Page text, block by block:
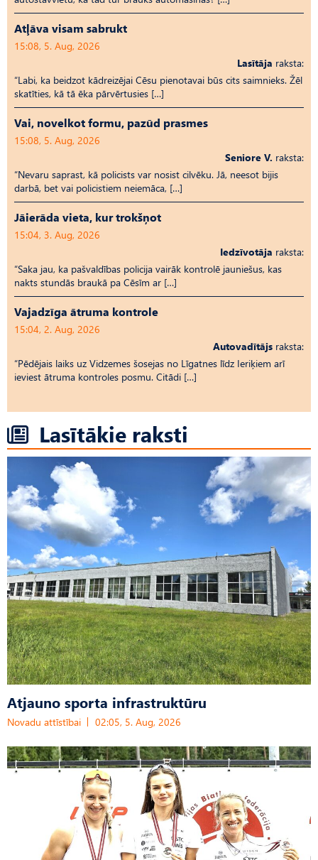
Atļāva visam sabrukt
15:08, 5. Aug, 2026
Lasītāja raksta:
“Labi, ka beidzot kādreizējai Cēsu pienotavai būs cits saimnieks. Žēl
skatīties, kā tā ēka pārvērtusies […]
Vai, novelkot formu, pazūd prasmes
15:08, 5. Aug, 2026
Seniore V. raksta:
“Nevaru saprast, kā policists var nosist cilvēku. Jā, neesot bijis
darbā, bet vai policistiem neiemāca, […]
Jāierāda vieta, kur trokšņot
15:04, 3. Aug, 2026
Iedzīvotāja raksta:
“Saka jau, ka pašvaldības policija vairāk kontrolē jauniešus, kas
nakts stundās braukā pa Cēsīm ar […]
Vajadzīga ātruma kontrole
15:04, 2. Aug, 2026
Autovadītājs raksta:
“Pēdējais laiks uz Vid­ze­mes šosejas no Līgatnes līdz Ieriķiem arī
ieviest ātruma kontroles posmu. Citādi […]
Lasītākie raksti
Atjauno sporta infrastruktūru
Novadu attīstībai 02:05, 5. Aug, 2026